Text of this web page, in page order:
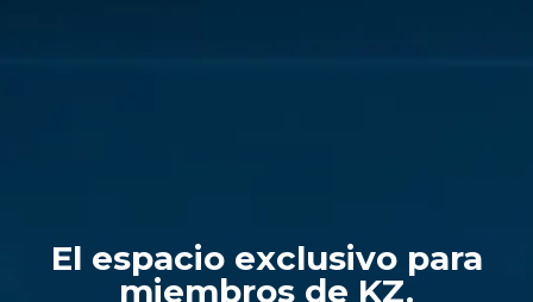
El espacio exclusivo para
miembros de KZ.